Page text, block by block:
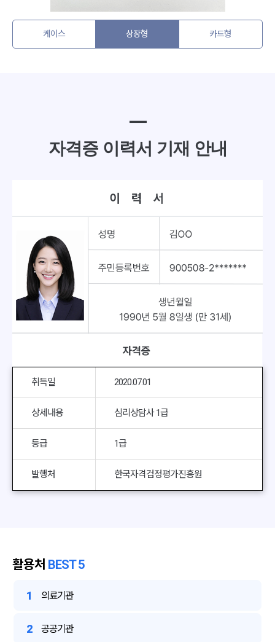
케이스 상장형 카드형
━
자격증 이력서 기재 안내
취득일 2020.07.01
상세내용 심리상담사 1급
등급 1급
발행처 한국자격검정평가진흥원
활용처 BEST 5
1 의료기관
2 공공기관